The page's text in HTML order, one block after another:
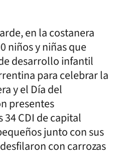
en la costanera
niños y niñas que
desarrollo infantil
para celebrar la
y el Día del
presentes
CDI de capital
junto con sus
con carrozas